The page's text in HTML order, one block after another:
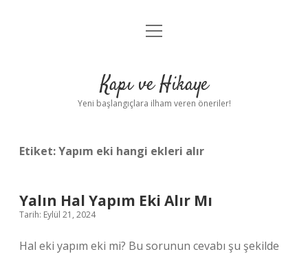
Anasayfa
Yasal Uyarı
menüyü
Kapı ve Hikaye
Yeni başlangıçlara ilham veren öneriler!
Etiket:Yapım eki hangi ekleri alır
Yalın Hal Yapım Eki Alır Mı
Tarih: Eylül 21, 2024
Hal eki yapım eki mi? Bu sorunun cevabı şu şekilde